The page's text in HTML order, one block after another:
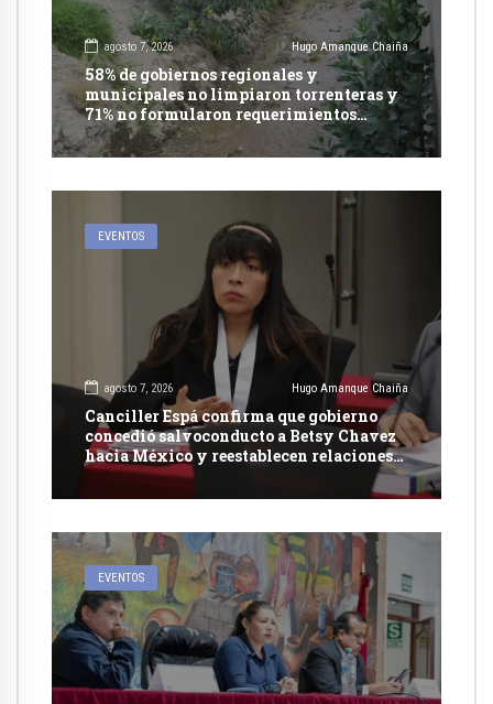
agosto 7, 2026 Hugo Amanque Chaiña
58% de gobiernos regionales y
municipales no limpiaron torrenteras y
71% no formularon requerimientos
presupuestales afirma informe de
Contraloría
EVENTOS
agosto 7, 2026 Hugo Amanque Chaiña
Canciller Espá confirma que gobierno
concedió salvoconducto a Betsy Chavez
hacia México y reestablecen relaciones
con dicho país
EVENTOS